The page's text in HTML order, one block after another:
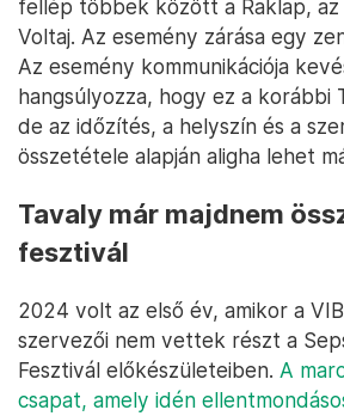
fellép többek között a Raklap, az
Voltaj. Az esemény zárása egy
Az esemény kommunikációja
hangsúlyozza, hogy ez a korábbi
de az időzítés, a helyszín és a
összetétele alapján aligha lehet
Tavaly már majdnem
fesztivál
2024 volt az első év, amikor a
szervezői nem vettek részt a
Fesztivál előkészületeiben. A
csapat, amely idén